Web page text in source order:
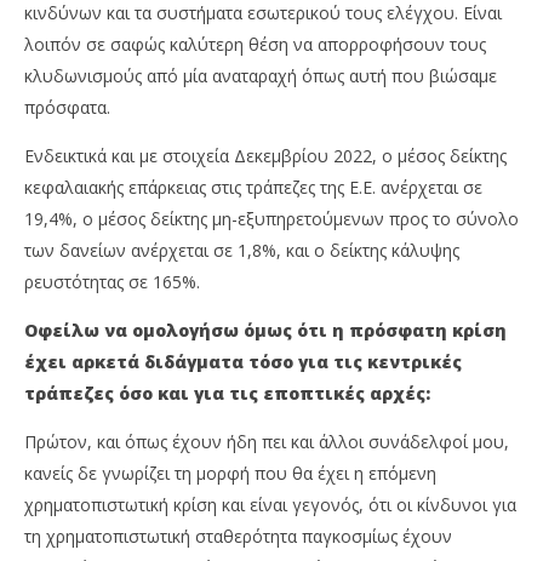
κινδύνων και τα συστήματα εσωτερικού τους ελέγχου. Είναι
λοιπόν σε σαφώς καλύτερη θέση να απορροφήσουν τους
κλυδωνισμούς από μία αναταραχή όπως αυτή που βιώσαμε
πρόσφατα.
Ενδεικτικά και με στοιχεία Δεκεμβρίου 2022, ο μέσος δείκτης
κεφαλαιακής επάρκειας στις τράπεζες της Ε.Ε. ανέρχεται σε
19,4%, ο μέσος δείκτης μη-εξυπηρετούμενων προς το σύνολο
των δανείων ανέρχεται σε 1,8%, και ο δείκτης κάλυψης
ρευστότητας σε 165%.
Οφείλω να ομολογήσω όμως ότι η πρόσφατη κρίση
έχει αρκετά διδάγματα τόσο για τις κεντρικές
τράπεζες όσο και για τις εποπτικές αρχές:
Πρώτον, και όπως έχουν ήδη πει και άλλοι συνάδελφοί μου,
κανείς δε γνωρίζει τη μορφή που θα έχει η επόμενη
χρηματοπιστωτική κρίση και είναι γεγονός, ότι οι κίνδυνοι για
τη χρηματοπιστωτική σταθερότητα παγκοσμίως έχουν